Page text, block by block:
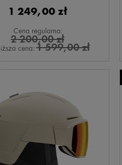
1 249,00 zł
Cena regularna:
2 200,00 zł
cena:1 599,00 zł